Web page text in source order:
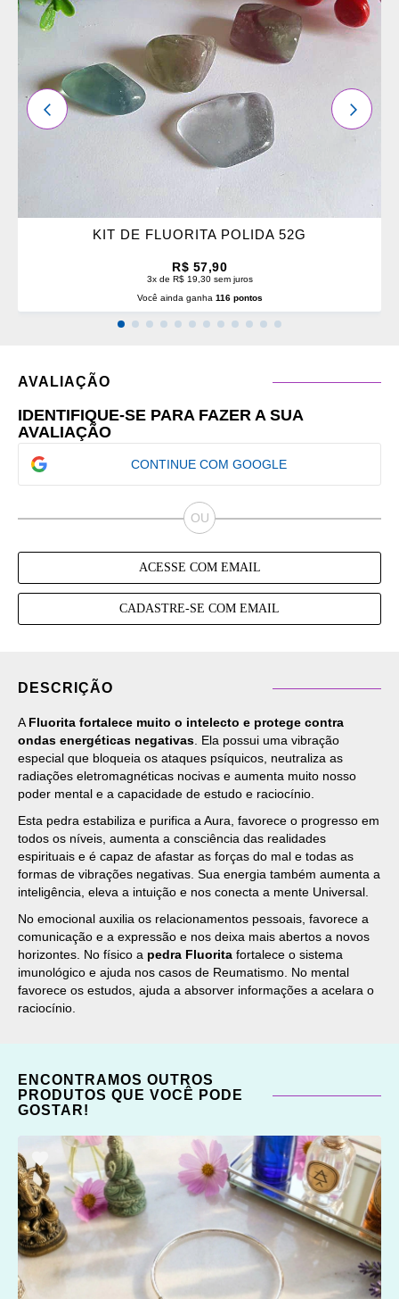
KIT DE FLUORITA POLIDA 52G
R$ 57,90
3x de R$ 19,30 sem juros
Você ainda ganha 116 pontos
ANTERIOR
AVALIAÇÃO
IDENTIFIQUE-SE PARA FAZER A SUA
AVALIAÇÃO
CONTINUE COM GOOGLE
ACESSE COM EMAIL
CADASTRE-SE COM EMAIL
DESCRIÇÃO
A Fluorita fortalece muito o intelecto e protege contra
ondas energéticas negativas . Ela possui uma vibração
especial que bloqueia os ataques psíquicos, neutraliza as
radiações eletromagnéticas nocivas e aumenta muito nosso
poder mental e a capacidade de estudo e raciocínio.
Esta pedra estabiliza e purifica a Aura, favorece o progresso em
todos os níveis, aumenta a consciência das realidades
espirituais e é capaz de afastar as forças do mal e todas as
formas de vibrações negativas. Sua energia também aumenta a
inteligência, eleva a intuição e nos conecta a mente Universal.
No emocional auxilia os relacionamentos pessoais, favorece a
comunicação e a expressão e nos deixa mais abertos a novos
horizontes. No físico a pedra Fluorita fortalece o sistema
imunológico e ajuda nos casos de Reumatismo. No mental
favorece os estudos, ajuda a absorver informações a acelara o
raciocínio.
ENCONTRAMOS OUTROS
PRODUTOS QUE VOCÊ PODE
GOSTAR!
ADICIONAR
OS
FAVORITOS